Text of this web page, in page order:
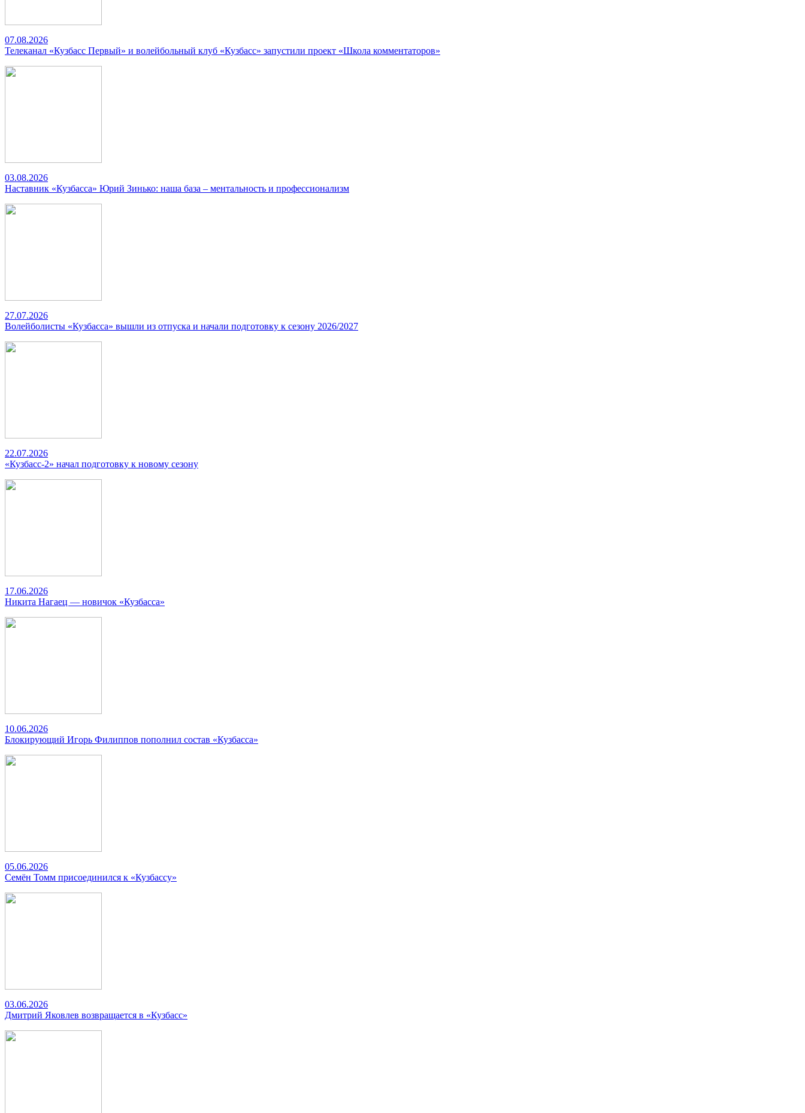
07.08.2026
Телеканал «Кузбасс Первый» и волейбольный клуб «Кузбасс» запустили проект «Школа комментаторов»
03.08.2026
Наставник «Кузбасса» Юрий Зинько: наша база – ментальность и профессионализм
27.07.2026
Волейболисты «Кузбасса» вышли из отпуска и начали подготовку к сезону 2026/2027
22.07.2026
«Кузбасс-2» начал подготовку к новому сезону
17.06.2026
Никита Нагаец — новичок «Кузбасса»
10.06.2026
Блокирующий Игорь Филиппов пополнил состав «Кузбасса»
05.06.2026
Семён Томм присоединился к «Кузбассу»
03.06.2026
Дмитрий Яковлев возвращается в «Кузбасс»